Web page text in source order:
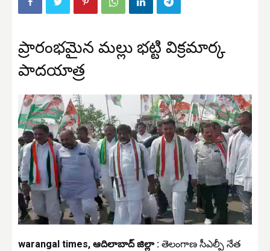
ప్రారంభమైన మల్లు భట్టి విక్రమార్క
పాదయాత్ర
warangal times, ఆదిలాబాద్ జిల్లా : తెలంగాణ సీఎల్పీ నేత